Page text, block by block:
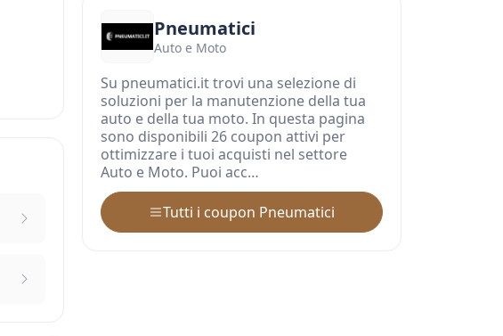
Pneumatici
Auto e Moto
Su pneumatici.it trovi una selezione di
soluzioni per la manutenzione della tua
auto e della tua moto. In questa pagina
sono disponibili 26 coupon attivi per
ottimizzare i tuoi acquisti nel settore
Auto e Moto. Puoi acc…
Tutti i coupon Pneumatici